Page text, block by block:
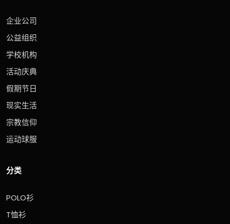
企业公司
公益组织
学校机构
活动庆典
假期节日
现实生活
宗教信仰
运动球服
分类
POLO衫
T恤衫